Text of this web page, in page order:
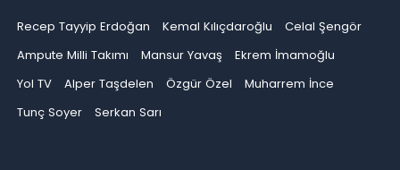
Recep Tayyip Erdoğan Kemal Kılıçdaroğlu
Celal Şengör
Ampute Milli Takımı
Mansur Yavaş
Ekrem İmamoğlu
Yol TV
Alper Taşdelen Özgür Özel
Muharrem İnce
Tunç Soyer
Serkan Sarı